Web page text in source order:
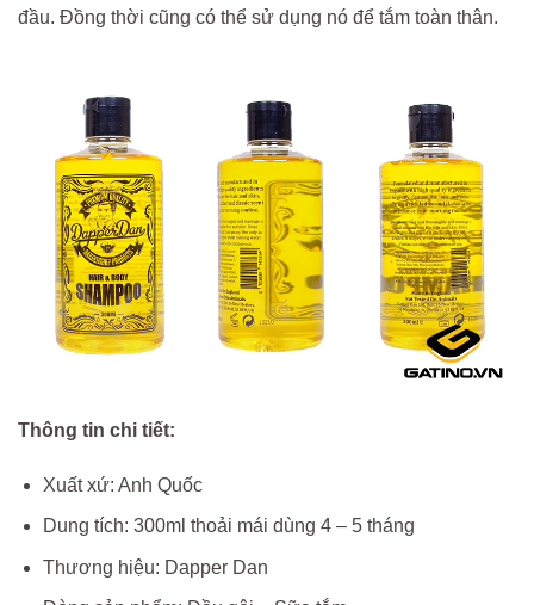
đầu. Đồng thời cũng có thể sử dụng nó để tắm toàn thân.
Thông tin chi tiết:
Xuất xứ: Anh Quốc
Dung tích: 300ml thoải mái dùng 4 – 5 tháng
Thương hiệu: Dapper Dan